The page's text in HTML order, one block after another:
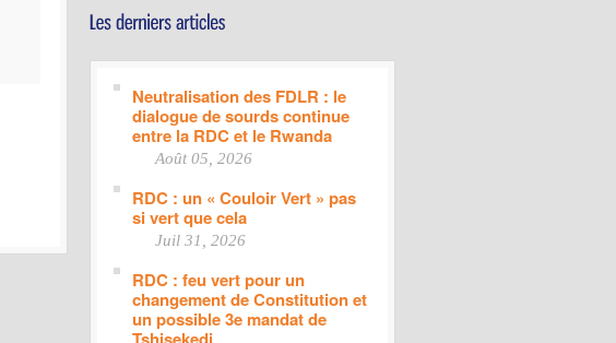
Neutralisation des FDLR : le
dialogue de sourds continue
entre la RDC et le Rwanda
Août 05, 2026
RDC : un « Couloir Vert » pas
si vert que cela
Juil 31, 2026
RDC : feu vert pour un
changement de Constitution et
un possible 3e mandat de